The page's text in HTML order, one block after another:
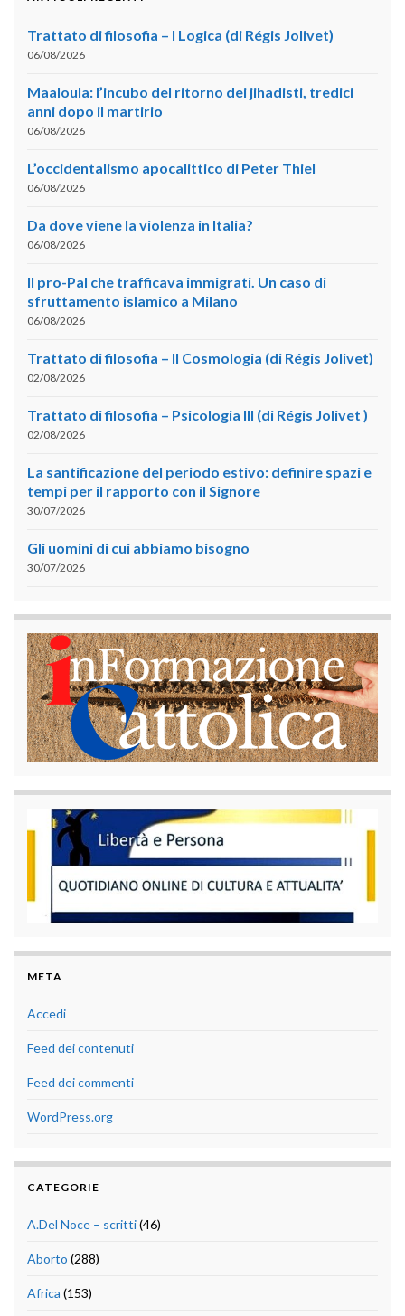
Trattato di filosofia – I Logica (di Régis Jolivet)
06/08/2026
Maaloula: l’incubo del ritorno dei jihadisti, tredici
anni dopo il martirio
06/08/2026
L’occidentalismo apocalittico di Peter Thiel
06/08/2026
Da dove viene la violenza in Italia?
06/08/2026
Il pro-Pal che trafficava immigrati. Un caso di
sfruttamento islamico a Milano
06/08/2026
Trattato di filosofia – II Cosmologia (di Régis Jolivet)
02/08/2026
Trattato di filosofia – Psicologia III (di Régis Jolivet )
02/08/2026
La santificazione del periodo estivo: definire spazi e
tempi per il rapporto con il Signore
30/07/2026
Gli uomini di cui abbiamo bisogno
30/07/2026
META
Accedi
Feed dei contenuti
Feed dei commenti
WordPress.org
CATEGORIE
A.Del Noce – scritti(46)
Aborto (288)
Africa (153)